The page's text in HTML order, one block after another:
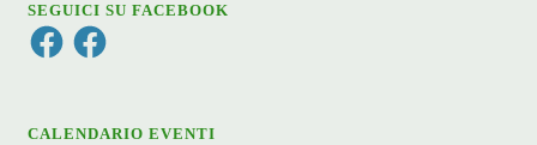
SEGUICI SU FACEBOOK
FacebookFacebook
CALENDARIO EVENTI